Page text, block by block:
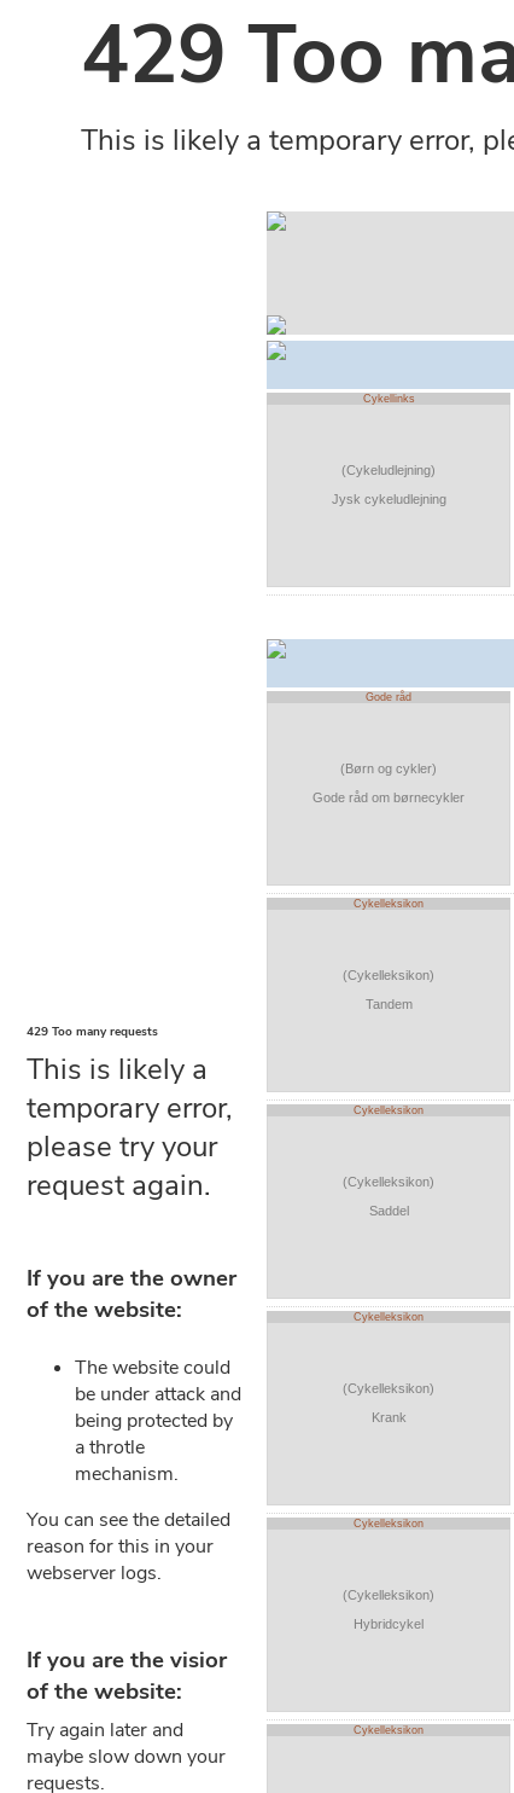
Cykellinks
(Cykeludlejning)
Jysk cykeludlejning
Gode råd
(Børn og cykler)
Gode råd om børnecykler
Cykelleksikon
(Cykelleksikon)
Tandem
Cykelleksikon
(Cykelleksikon)
Saddel
Cykelleksikon
(Cykelleksikon)
Krank
Cykelleksikon
(Cykelleksikon)
Hybridcykel
Cykelleksikon